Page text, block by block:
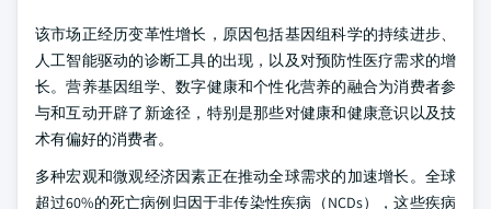
该市场正经历变革性增长，原因包括基因组科学的持续进步、
人工智能驱动的诊断工具的出现，以及对预防性医疗需求的增
长。营养基因组学、数字健康和个性化营养的融合为消费者参
与和互动开辟了新途径，特别是那些对健康和健康意识以及技
术有偏好的消费者。
多种宏观和微观经济因素正在推动全球需求的加速增长。全球
超过60%的死亡病例归因于非传染性疾病（NCDs），这些疾病